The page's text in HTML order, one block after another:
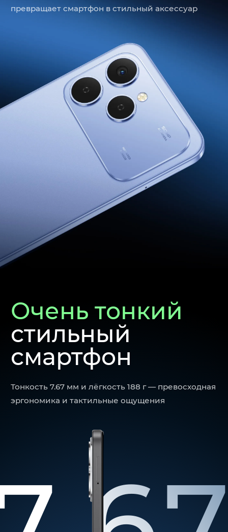
превращает смартфон в стильный аксессуар
Очень тонкий
стильный
смартфон
Тонкость 7.67 мм и лёгкость 188 г — превосходная
эргономика и тактильные ощущения